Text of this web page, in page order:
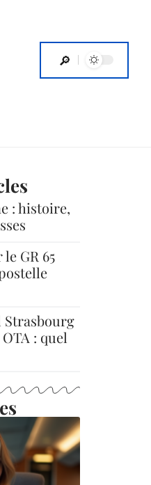
: histoire,
GR 65
Strasbourg
: quel